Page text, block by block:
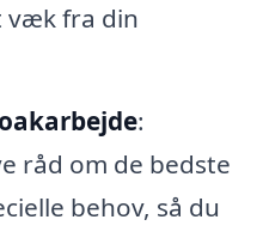
væk fra din
:
råd om de bedste
behov, så du